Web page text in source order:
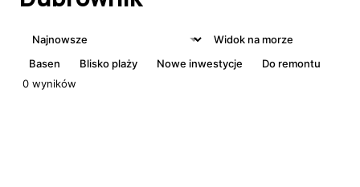
Widok na morze
Basen
Blisko plaży Nowe inwestycje
Do remontu
0 wyników